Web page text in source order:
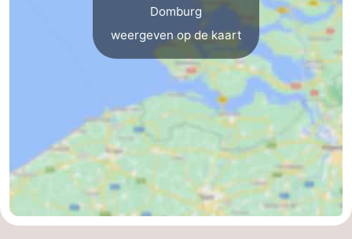
Domburg
weergeven op de kaart